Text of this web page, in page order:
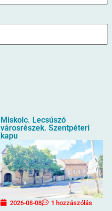
Miskolc. Lecsúszó
városrészek. Szentpéteri
kapu
2026-08-08 1 hozzászólás